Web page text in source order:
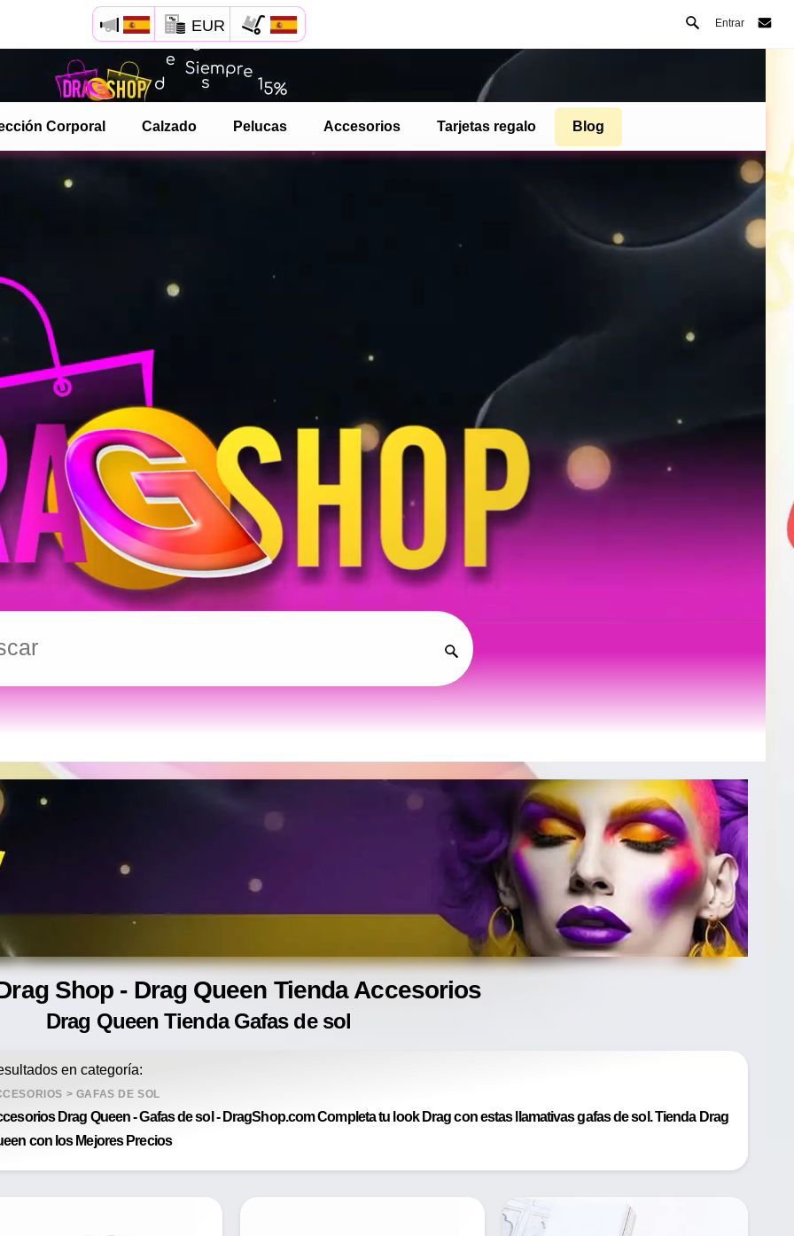
EUR Entrar
Corporal Calzado Pelucas Accesorios Tarjetas regalo Blog
Shop - Drag Queen Tienda Accesorios
Drag Queen Tienda Gafas de sol
en categoría:
> GAFAS DE SOL
Drag Queen - Gafas de sol - DragShop.com Completa tu look Drag con estas llamativas gafas de sol. Tienda Drag
con los Mejores Precios
Abre tu menú de Safari.
o toque el botón de safari como se muestra a la izquierda
y toca AÑADIR A LA PANTALLA DE INICIO
dragshop ahora está instalado como APLICACIÓN